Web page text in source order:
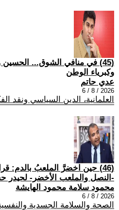
(45) في منافي الشوق...
وكبرياء الوطن
عدي حاتم
2026 / 8 / 6
العلمانية، الدين السياسي ونقد
(46) حين اخضرَّ الملعبُ بالدم:
-النصل والملعب الأخضر-
محمود سلامة محمود الهايشة
2026 / 8 / 6
الصحة والسلامة الجسدية